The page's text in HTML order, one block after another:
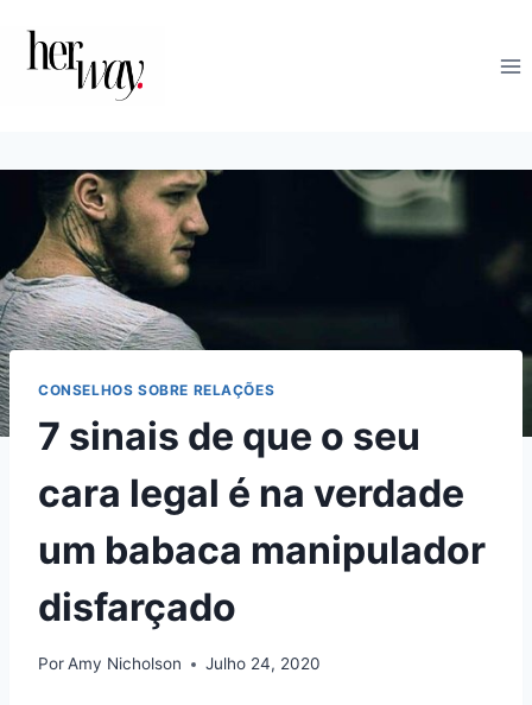
CONSELHOS SOBRE RELAÇÕES
7 sinais de que o seu
cara legal é na verdade
um babaca manipulador
disfarçado
PorAmy Nicholson Julho 24, 2020